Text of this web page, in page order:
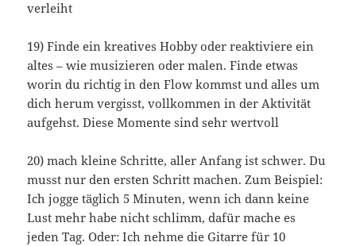
verleiht
19) Finde ein kreatives Hobby oder reaktiviere ein
altes – wie musizieren oder malen. Finde etwas
worin du richtig in den Flow kommst und alles um
dich herum vergisst, vollkommen in der Aktivität
aufgehst. Diese Momente sind sehr wertvoll
20) mach kleine Schritte, aller Anfang ist schwer. Du
musst nur den ersten Schritt machen. Zum Beispiel:
Ich jogge täglich 5 Minuten, wenn ich dann keine
Lust mehr habe nicht schlimm, dafür mache es
jeden Tag. Oder: Ich nehme die Gitarre für 10